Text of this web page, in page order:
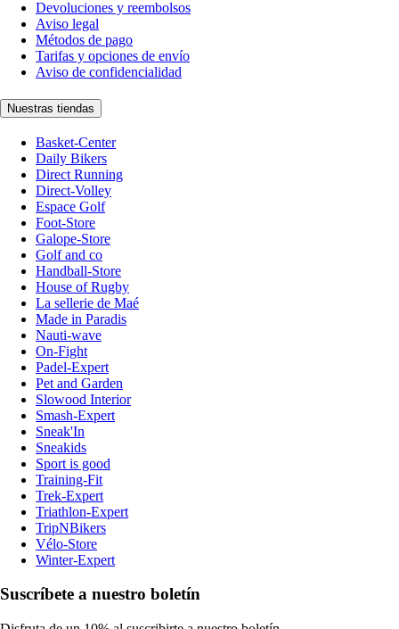
Devoluciones y reembolsos
Aviso legal
Métodos de pago
Tarifas y opciones de envío
Aviso de confidencialidad
Nuestras tiendas
Basket-Center
Daily Bikers
Direct Running
Direct-Volley
Espace Golf
Foot-Store
Galope-Store
Golf and co
Handball-Store
House of Rugby
La sellerie de Maé
Made in Paradis
Nauti-wave
On-Fight
Padel-Expert
Pet and Garden
Slowood Interior
Smash-Expert
Sneak'In
Sneakids
Sport is good
Training-Fit
Trek-Expert
Triathlon-Expert
TripNBikers
Vélo-Store
Winter-Expert
Suscríbete a nuestro boletín